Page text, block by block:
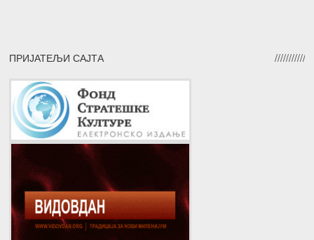
ПРИЈАТЕЉИ САЈТА